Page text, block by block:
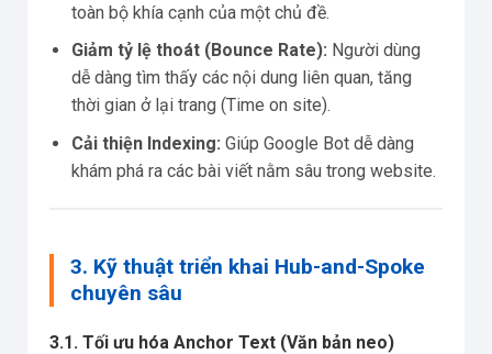
toàn bộ khía cạnh của một chủ đề.
Giảm tỷ lệ thoát (Bounce Rate): Người dùng
dễ dàng tìm thấy các nội dung liên quan, tăng
thời gian ở lại trang (Time on site).
Cải thiện Indexing: Giúp Google Bot dễ dàng
khám phá ra các bài viết nằm sâu trong website.
3. Kỹ thuật triển khai Hub-and-Spoke
chuyên sâu
3.1. Tối ưu hóa Anchor Text (Văn bản neo)